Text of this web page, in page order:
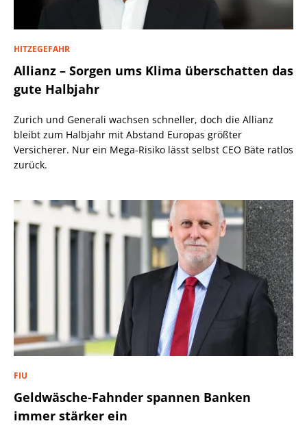
HITZEGEFAHR
Allianz – Sorgen ums Klima überschatten das
gute Halbjahr
Zurich und Generali wachsen schneller, doch die Allianz
bleibt zum Halbjahr mit Abstand Europas größter
Versicherer. Nur ein Mega-Risiko lässt selbst CEO Bäte ratlos
zurück.
FIU
Geldwäsche-Fahnder spannen Banken
immer stärker ein